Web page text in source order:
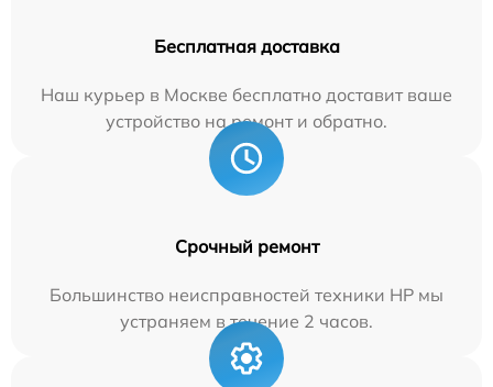
Бесплатная доставка
Наш курьер в Москве бесплатно доставит ваше
устройство на ремонт и обратно.
Срочный ремонт
Большинство неисправностей техники HP мы
устраняем в течение 2 часов.